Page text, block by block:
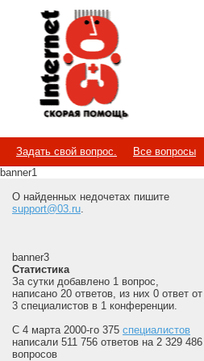
Internet
Скорая помощь
Задать свой вопрос. Все вопросы
banner1
О найденных недочетах пишите
support@03.ru.
banner3
Статистика
За сутки добавлено 1 вопрос,
написано 20 ответов, из них 0 ответ от
3 специалистов в 1 конференции.
С 4 марта 2000-го 375 специалистов
написали 511 756 ответов на 2 329 486
вопросов